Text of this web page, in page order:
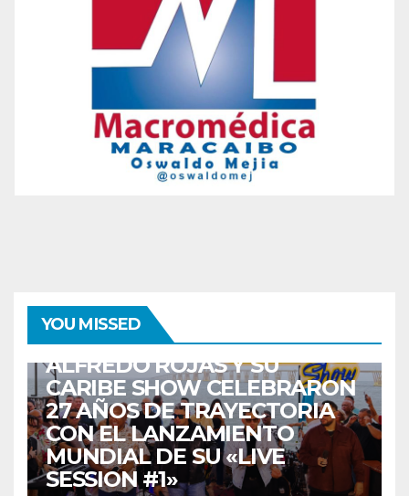
YOU MISSED
ZULIA
ALFREDO ROJAS Y SU
CARIBE SHOW CELEBRARON
27 AÑOS DE TRAYECTORIA
CON EL LANZAMIENTO
MUNDIAL DE SU «LIVE
SESSION #1»